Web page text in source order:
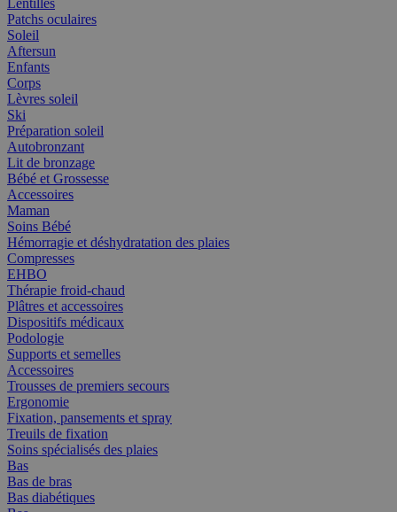
Lentilles
Patchs oculaires
Soleil
Aftersun
Enfants
Corps
Lèvres soleil
Ski
Préparation soleil
Autobronzant
Lit de bronzage
Bébé et Grossesse
Accessoires
Maman
Soins Bébé
Hémorragie et déshydratation des plaies
Compresses
EHBO
Thérapie froid-chaud
Plâtres et accessoires
Dispositifs médicaux
Podologie
Supports et semelles
Accessoires
Trousses de premiers secours
Ergonomie
Fixation, pansements et spray
Treuils de fixation
Soins spécialisés des plaies
Bas
Bas de bras
Bas diabétiques